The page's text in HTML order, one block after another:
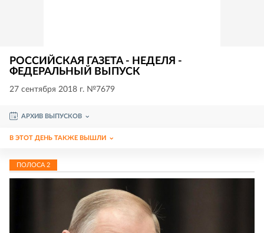
РОССИЙСКАЯ ГАЗЕТА - НЕДЕЛЯ -
ФЕДЕРАЛЬНЫЙ ВЫПУСК
27 сентября 2018 г. №7679
АРХИВ ВЫПУСКОВ
В ЭТОТ ДЕНЬ ТАКЖЕ ВЫШЛИ
ПОЛОСА 2